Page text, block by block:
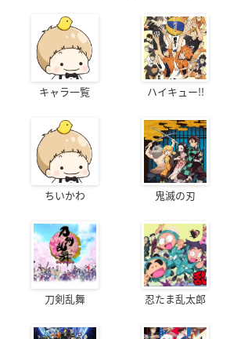
キャラ一覧 ハイキュー!!
ちいかわ 鬼滅の刃
刀剣乱舞 忍たま乱太郎